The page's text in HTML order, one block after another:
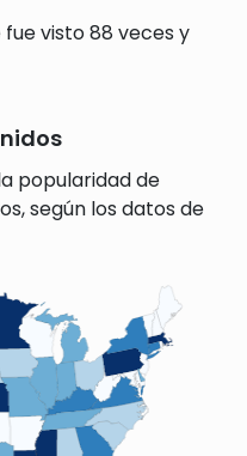
fue visto 88 veces y
popularidad de
según los datos de